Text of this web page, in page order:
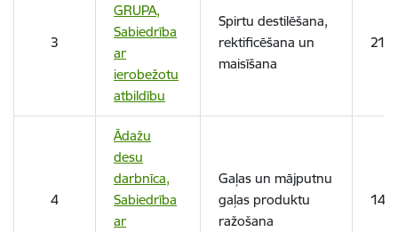
3
GRUPA,
Sabiedrība
ar
ierobežotu
atbildību
Spirtu destilēšana,
rektificēšana un
maisīšana
4
Ādažu
desu
darbnīca,
Sabiedrība
ar
Gaļas un mājputnu
gaļas produktu
ražošana